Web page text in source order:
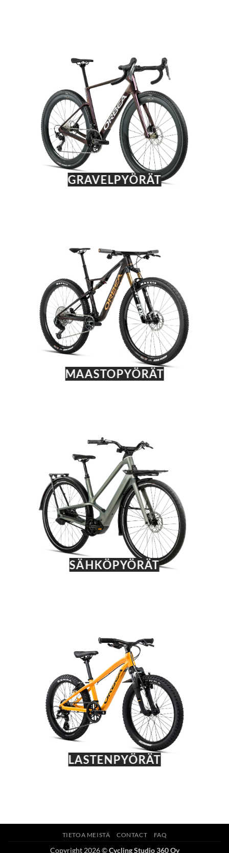
GRAVELPYÖRÄT
MAASTOPYÖRÄT
SÄHKÖPYÖRÄT
LASTENPYÖRÄT
TIETOA MEISTÄ CONTACT FAQ
Copyright 2026 ©Cycling Studio 360 Oy